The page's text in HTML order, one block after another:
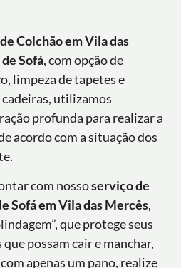
Colchão em Vila das
Sofá, com opção de
limpeza de tapetes e
utilizamos
profunda para realizar a
acordo com a situação dos
com nossoserviço de
SofáemVila das Mercês,
que protege seus
possam cair e manchar,
apenas um pano, realize